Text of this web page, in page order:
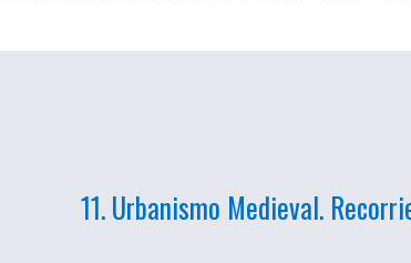
11. Urbanismo Medieval.